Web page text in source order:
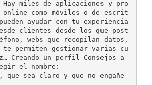
miles de aplicaciones y pro
online como móviles o de escrit
ayudar con tu experiencia
clientes desde los que post
webs que recopilan datos,
te permiten gestionar varias cu
Creando un perfil Consejos a
el nombre: -­‐
sea claro y que no engañe